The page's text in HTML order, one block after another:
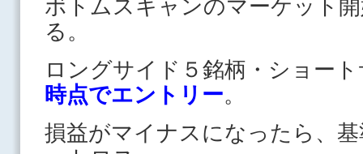
ボトムスキャンのマーケット
る。
ロングサイド５銘柄・ショー
時点でエントリー。
損益がマイナスになったら、